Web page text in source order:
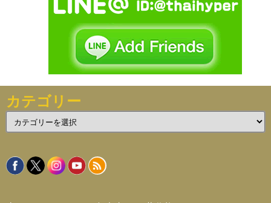
カテゴリー
テ
リ
ー